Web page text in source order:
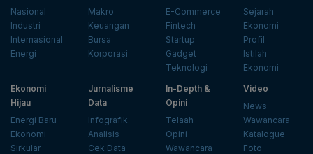
Nasional
Industri
Internasional
Energi
Makro
Keuangan
Bursa
Korporasi
E-Commerce
Fintech
Startup
Gadget
Teknologi
Sejarah
Ekonomi
Profil
Istilah
Ekonomi
Ekonomi
Hijau
Energi Baru
Ekonomi
Sirkular
Jurnalisme
Data
Infografik
Analisis
Cek Data
In-Depth &
Opini
Telaah
Opini
Wawancara
Video
News
Wawancara
Katalogue
Foto